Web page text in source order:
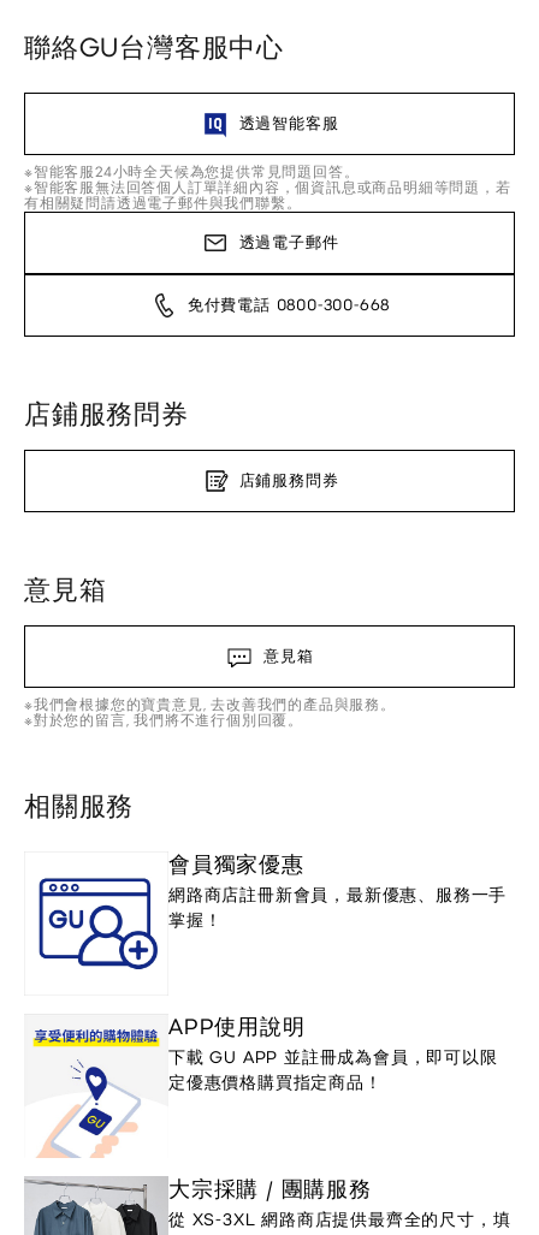
聯絡GU台灣客服中心
透過智能客服
※智能客服24小時全天候為您提供常見問題回答。
※智能客服無法回答個人訂單詳細內容，個資訊息或商品明細等問題，若
有相關疑問請透過電子郵件與我們聯繫。
透過電子郵件
免付費電話 0800-300-668
店鋪服務問券
店鋪服務問券
意見箱
意見箱
※我們會根據您的寶貴意見, 去改善我們的產品與服務。
※對於您的留言, 我們將不進行個別回覆。
相關服務
會員獨家優惠
網路商店註冊新會員，最新優惠、服務一手
掌握！
APP使用說明
下載 GU APP 並註冊成為會員，即可以限
定優惠價格購買指定商品！
大宗採購 / 團購服務
從 XS-3XL 網路商店提供最齊全的尺寸，填